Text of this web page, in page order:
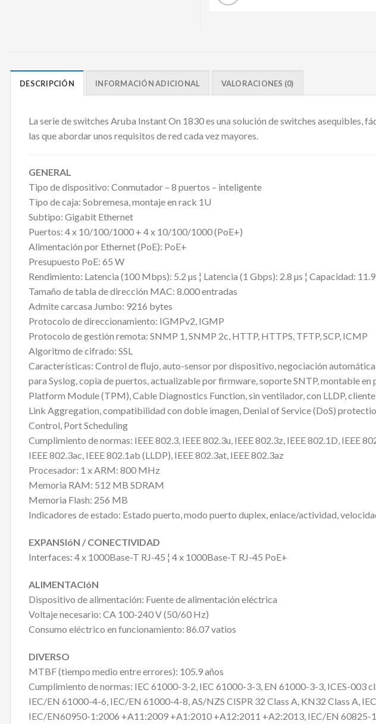
DESCRIPCIÓN INFORMACIÓN ADICIONAL VALORACIONES (0)
La serie de switches Aruba Instant On 1830 es una solución de switches asequibles,
las que abordar unos requisitos de red cada vez mayores.
GENERAL
Tipo de dispositivo: Conmutador – 8 puertos – inteligente
Tipo de caja: Sobremesa, montaje en rack 1U
Subtipo: Gigabit Ethernet
Puertos: 4 x 10/100/1000 + 4 x 10/100/1000 (PoE+)
Alimentación por Ethernet (PoE): PoE+
Presupuesto PoE: 65 W
Rendimiento: Latencia (100 Mbps): 5.2 µs ¦ Latencia (1 Gbps): 2.8 µs ¦ Capacidad:
Tamaño de tabla de dirección MAC: 8.000 entradas
Admite carcasa Jumbo: 9216 bytes
Protocolo de direccionamiento: IGMPv2, IGMP
Protocolo de gestión remota: SNMP 1, SNMP 2c, HTTP, HTTPS, TFTP, SCP, ICMP
Algoritmo de cifrado: SSL
Características: Control de flujo, auto-sensor por dispositivo, negociación
para Syslog, copia de puertos, actualizable por firmware, soporte SNTP, montable
Platform Module (TPM), Cable Diagnostics Function, sin ventilador, con LLDP,
Link Aggregation, compatibilidad con doble imagen, Denial of Service (DoS)
Control, Port Scheduling
Cumplimiento de normas: IEEE 802.3, IEEE 802.3u, IEEE 802.3z, IEEE 802.1D, IEEE
IEEE 802.3ac, IEEE 802.1ab (LLDP), IEEE 802.3at, IEEE 802.3az
Procesador: 1 x ARM: 800 MHz
Memoria RAM: 512 MB SDRAM
Memoria Flash: 256 MB
Indicadores de estado: Estado puerto, modo puerto duplex, enlace/actividad,
EXPANSIóN / CONECTIVIDAD
Interfaces: 4 x 1000Base-T RJ-45 ¦ 4 x 1000Base-T RJ-45 PoE+
ALIMENTACIóN
Dispositivo de alimentación: Fuente de alimentación eléctrica
Voltaje necesario: CA 100-240 V (50/60 Hz)
Consumo eléctrico en funcionamiento: 86.07 vatios
DIVERSO
MTBF (tiempo medio entre errores): 105.9 años
Cumplimiento de normas: IEC 61000-3-2, IEC 61000-3-3, EN 61000-3-3, ICES-003
IEC/EN 61000-4-6, IEC/EN 61000-4-8, AS/NZS CISPR 32 Class A, KN32 Class A,
IEC/EN60950-1:2006 +A11:2009 +A1:2010 +A12:2011 +A2:2013, IEC/EN 60825-